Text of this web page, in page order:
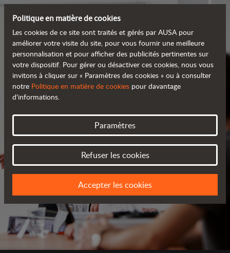
SERVICES
TOUJOURS PRÈS DE VOUS
Politique en matière de cookies
Les cookies de ce site sont traités et gérés par AUSA pour
améliorer votre visite du site, pour vous fournir une meilleure
personnalisation et pour afficher des publicités pertinentes sur
votre dispositif. Pour gérer ou désactiver ces cookies, nous vous
invitons à cliquer sur « Paramètres des cookies » ou à consulter
notre Politique en matière de cookies pour davantage
d'informations.
Paramètres
Refuser les cookies
Accepter les cookies